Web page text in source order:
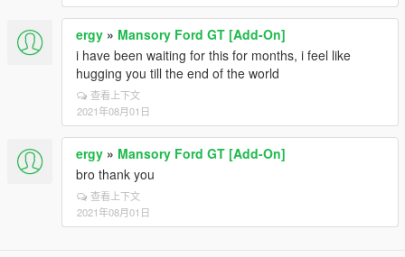
ergy » Mansory Ford GT [Add-On]
i have been waiting for this for months, i feel like
hugging you till the end of the world
查看上下文
2021年08月01日
ergy » Mansory Ford GT [Add-On]
bro thank you
查看上下文
2021年08月01日